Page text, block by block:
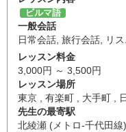
ビルマ語
一般会話
日常会話 旅行会話 リ
レッスン料金
3,000円 ～ 3,500円
レッスン場所
東京 , 有楽町 , 大手町 ,
先生の最寄駅
北綾瀬 (メトロ-千代田